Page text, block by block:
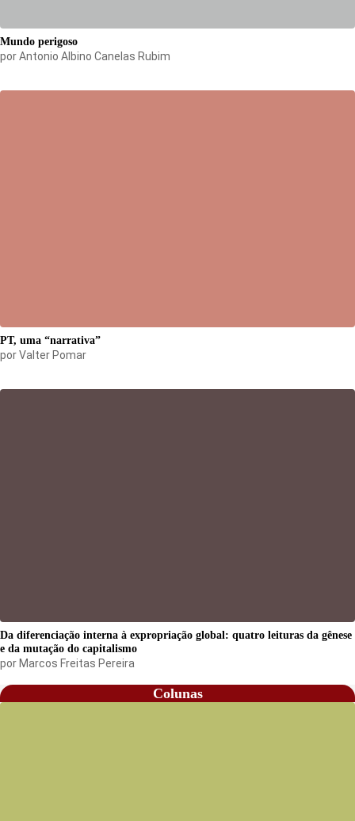
Mundo perigoso
porAntonio Albino Canelas Rubim
PT, uma “narrativa”
porValter Pomar
Da diferenciação interna à expropriação global: quatro leituras da gênese
e da mutação do capitalismo
por Marcos Freitas Pereira
Colunas